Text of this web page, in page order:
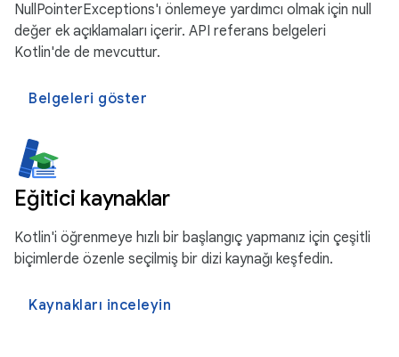
NullPointerExceptions'ı önlemeye yardımcı olmak için null
değer ek açıklamaları içerir. API referans belgeleri
Kotlin'de de mevcuttur.
Belgeleri göster
Eğitici kaynaklar
Kotlin'i öğrenmeye hızlı bir başlangıç yapmanız için çeşitli
biçimlerde özenle seçilmiş bir dizi kaynağı keşfedin.
Kaynakları inceleyin